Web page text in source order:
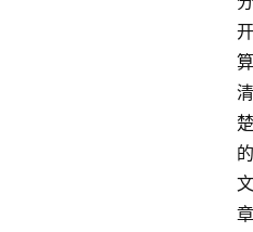
开
算
清
楚
的
文
章